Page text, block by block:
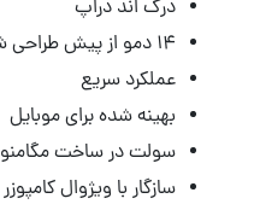
درگ اند دراپ
۱۴ دمو از پیش طراحی شده
عملکرد سریع
بهینه شده برای موبایل
سولت در ساخت مگامنو
سازگار با ویژوال کامپوزر